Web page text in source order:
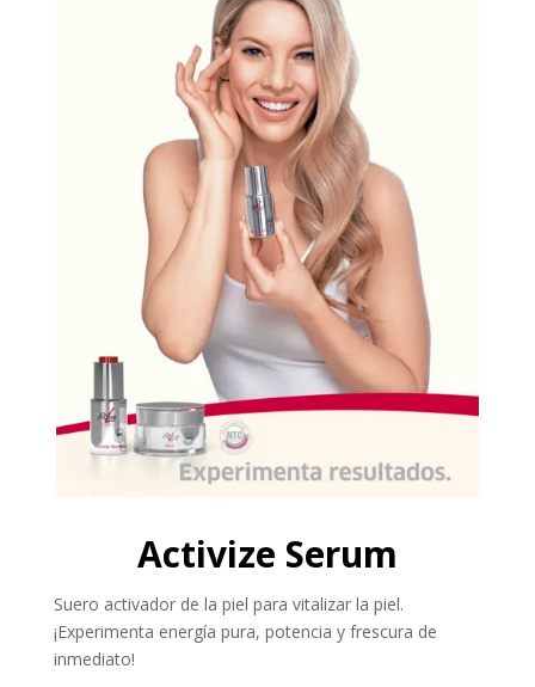
Activize Serum
Suero activador de la piel para vitalizar la piel.
¡Experimenta energía pura, potencia y frescura de
inmediato!